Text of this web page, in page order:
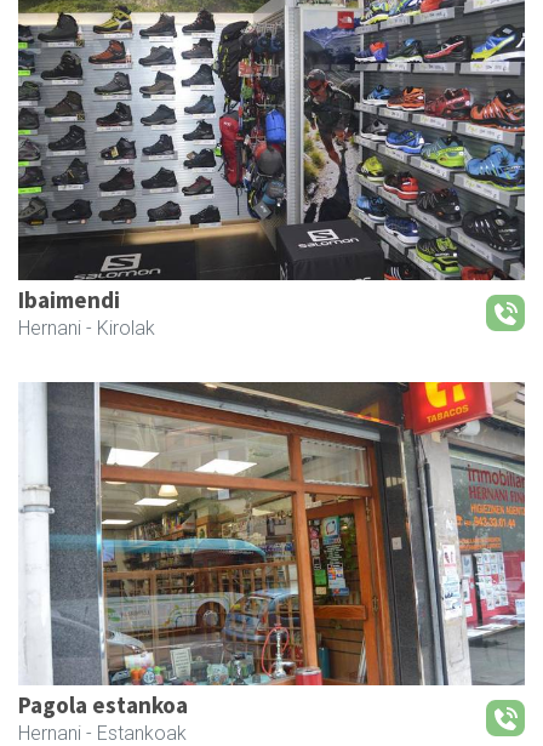
Ibaimendi
Hernani - Kirolak
Pagola estankoa
Hernani - Estankoak